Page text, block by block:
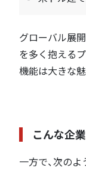
グローバル展
を多く抱える
機能は大きな
こんな企
一方で、次の